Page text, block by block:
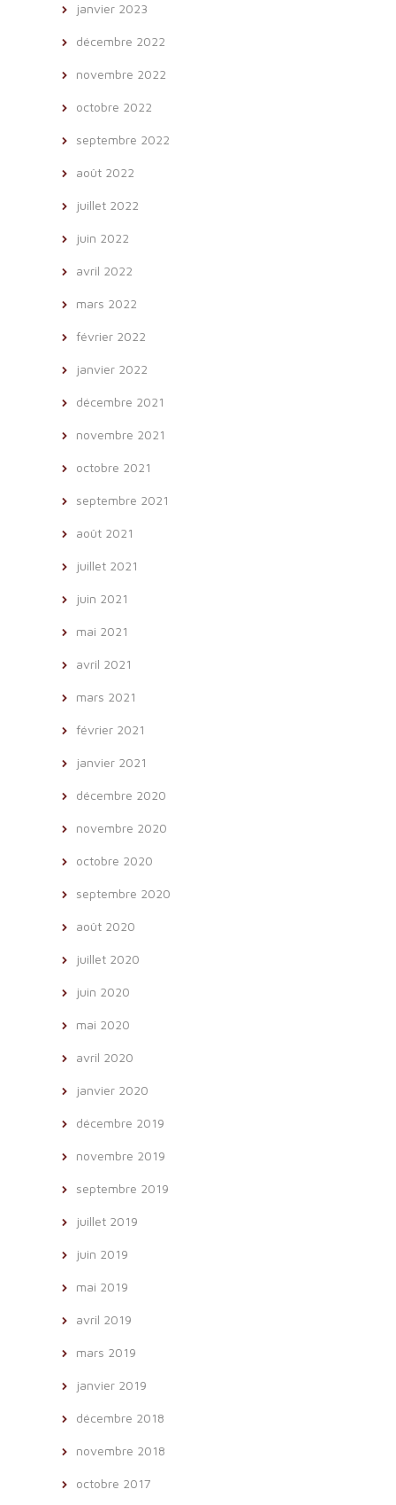
janvier 2023
décembre 2022
novembre 2022
octobre 2022
septembre 2022
août 2022
juillet 2022
juin 2022
avril 2022
mars 2022
février 2022
janvier 2022
décembre 2021
novembre 2021
octobre 2021
septembre 2021
août 2021
juillet 2021
juin 2021
mai 2021
avril 2021
mars 2021
février 2021
janvier 2021
décembre 2020
novembre 2020
octobre 2020
septembre 2020
août 2020
juillet 2020
juin 2020
mai 2020
avril 2020
janvier 2020
décembre 2019
novembre 2019
septembre 2019
juillet 2019
juin 2019
mai 2019
avril 2019
mars 2019
janvier 2019
décembre 2018
novembre 2018
octobre 2017